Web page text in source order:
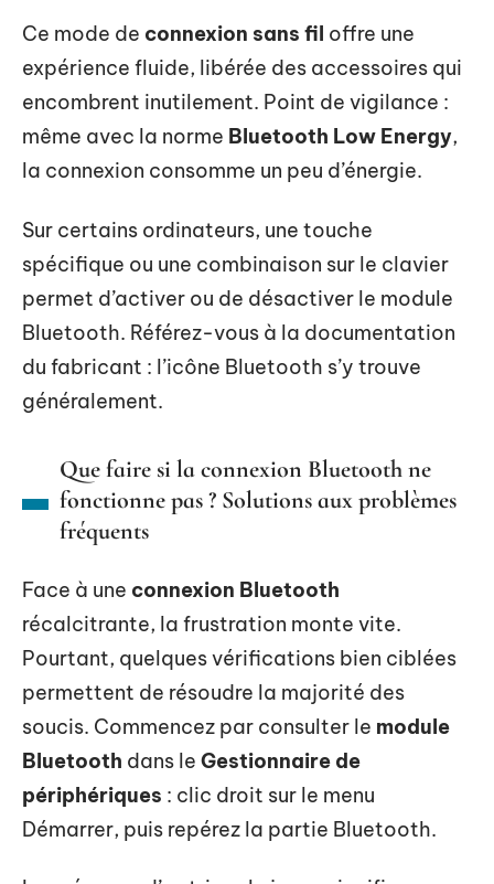
Ce mode de connexion sans fil offre une
expérience fluide, libérée des accessoires qui
encombrent inutilement. Point de vigilance :
même avec la norme Bluetooth Low Energy,
la connexion consomme un peu d’énergie.
Sur certains ordinateurs, une touche
spécifique ou une combinaison sur le clavier
permet d’activer ou de désactiver le module
Bluetooth. Référez-vous à la documentation
du fabricant : l’icône Bluetooth s’y trouve
généralement.
Que faire si la connexion Bluetooth ne
fonctionne pas ? Solutions aux problèmes
fréquents
Face à une connexion Bluetooth
récalcitrante, la frustration monte vite.
Pourtant, quelques vérifications bien ciblées
permettent de résoudre la majorité des
soucis. Commencez par consulter le module
Bluetooth dans le Gestionnaire de
périphériques : clic droit sur le menu
Démarrer, puis repérez la partie Bluetooth.